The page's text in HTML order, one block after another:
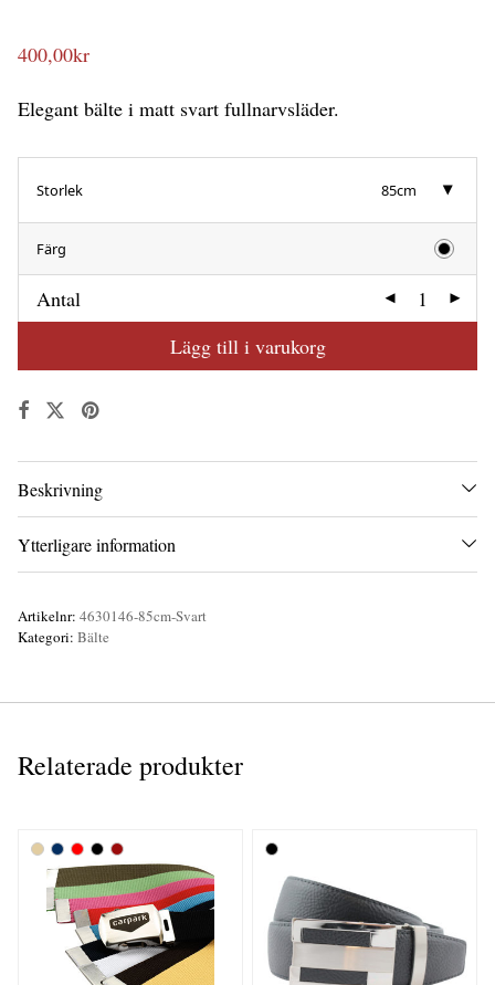
400,00kr
Elegant bälte i matt svart fullnarvsläder.
Storlek 85cm
Färg
Antal
Lägg till i varukorg
Beskrivning
Ytterligare information
Artikelnr: 4630146-85cm-Svart
Kategori: Bälte
Relaterade produkter